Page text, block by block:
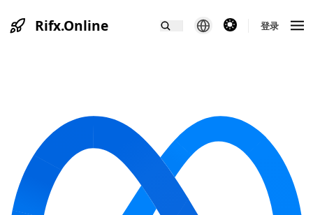
Rifx.Online theme switcher登录